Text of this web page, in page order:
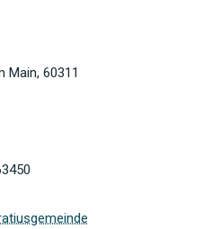
Main, 60311